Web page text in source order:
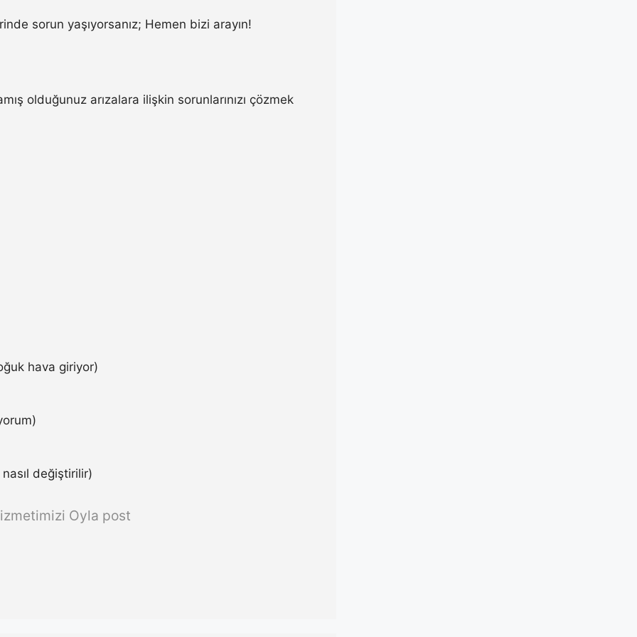
sorun yaşıyorsanız; Hemen bizi arayın!
olduğunuz arızalara ilişkin sorunlarınızı çözmek
hava giriyor)
değiştirilir)
Oyla post